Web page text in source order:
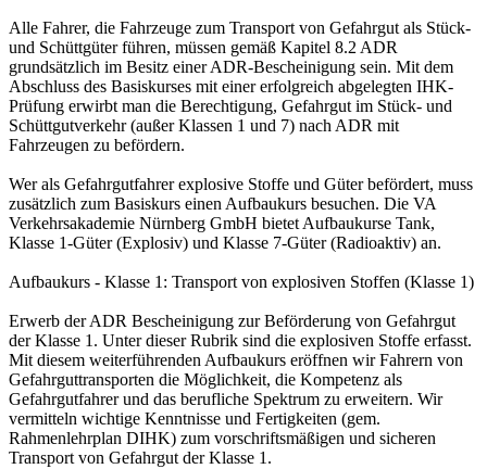
Alle Fahrer, die Fahrzeuge zum Transport von Gefahrgut als Stück-
und Schüttgüter führen, müssen gemäß Kapitel 8.2 ADR
grundsätzlich im Besitz einer ADR-Bescheinigung sein. Mit dem
Abschluss des Basiskurses mit einer erfolgreich abgelegten IHK-
Prüfung erwirbt man die Berechtigung, Gefahrgut im Stück- und
Schüttgutverkehr (außer Klassen 1 und 7) nach ADR mit
Fahrzeugen zu befördern.
Wer als Gefahrgutfahrer explosive Stoffe und Güter befördert, muss
zusätzlich zum Basiskurs einen Aufbaukurs besuchen. Die VA
Verkehrsakademie Nürnberg GmbH bietet Aufbaukurse Tank,
Klasse 1-Güter (Explosiv) und Klasse 7-Güter (Radioaktiv) an.
Aufbaukurs - Klasse 1: Transport von explosiven Stoffen (Klasse 1)
Erwerb der ADR Bescheinigung zur Beförderung von Gefahrgut
der Klasse 1. Unter dieser Rubrik sind die explosiven Stoffe erfasst.
Mit diesem weiterführenden Aufbaukurs eröffnen wir Fahrern von
Gefahrguttransporten die Möglichkeit, die Kompetenz als
Gefahrgutfahrer und das berufliche Spektrum zu erweitern. Wir
vermitteln wichtige Kenntnisse und Fertigkeiten (gem.
Rahmenlehrplan DIHK) zum vorschriftsmäßigen und sicheren
Transport von Gefahrgut der Klasse 1.